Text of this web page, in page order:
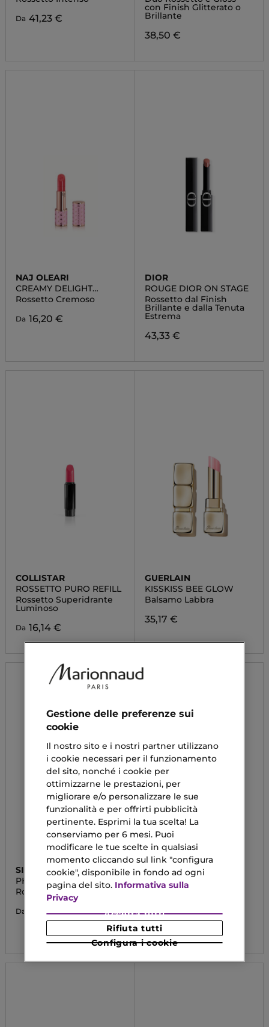
Da 41,23 €
LIMITATA
con Finish Glitterato o
Brillante
38,50 €
NAJ OLEARI
CREAMY DELIGHT
LIPSTICK
Rossetto Cremoso
Da 16,20 €
DIOR
ROUGE DIOR ON STAGE
Rossetto dal Finish
Brillante e dalla Tenuta
Estrema
43,33 €
COLLISTAR
ROSSETTO PURO REFILL
Rossetto Superidrante
Luminoso
Da 16,14 €
GUERLAIN
KISSKISS BEE GLOW
Balsamo Labbra
35,17 €
SISLEY
PHYTO-ROUGE VELVET
Rossetto Mat
Da 38,50 €
CHANEL
ROUGE ALLURE LAQUE
IL ROSSETTO FLUIDO
Da 41,23 €
Gestione delle preferenze sui
cookie
Il nostro sito e i nostri partner utilizzano
i cookie necessari per il funzionamento
del sito, nonché i cookie per
ottimizzarne le prestazioni, per
migliorare e/o personalizzare le sue
funzionalità e per offrirti pubblicità
pertinente. Esprimi la tua scelta! La
conserviamo per 6 mesi. Puoi
modificare le tue scelte in qualsiasi
momento cliccando sul link "configura
cookie", disponibile in fondo ad ogni
pagina del sito. Informativa sulla
Privacy
Configura i cookie
Rifiuta tutti
Accetta tutti